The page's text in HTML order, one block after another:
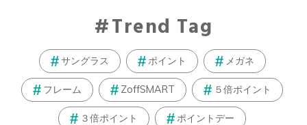
Trend Tag
サングラス ポイント メガネ
フレーム ZoffSMART ５倍ポイント
３倍ポイント ポイントデー